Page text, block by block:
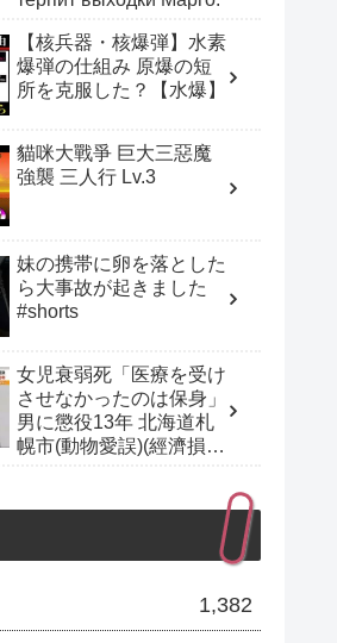
【核兵器・核爆弾】水素
爆弾の仕組み 原爆の短
所を克服した？【水爆】
貓咪大戰爭 巨大三惡魔
強襲 三人行 Lv.3
妹の携帯に卵を落とした
ら大事故が起きました
#shorts
女児衰弱死「医療を受け
させなかったのは保身」
男に懲役13年 北海道札
幌市(動物愛誤)(經濟損
(アニマルホーダー)(トキ
1,382